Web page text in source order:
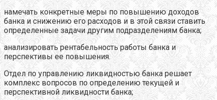
намечать конкретные меры по повышению доходов
банка и снижению его расходов и в этой связи ставить
определенные задачи другим подразделениям банка;
анализировать рентабельность работы банка и
перспективы ее повышения.
Отдел по управлению ликвидностью банка решает
комплекс вопросов по определению текущей и
перспективной ликвидности банка;